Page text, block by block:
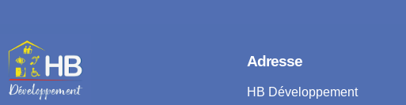
Adresse
HB Développement